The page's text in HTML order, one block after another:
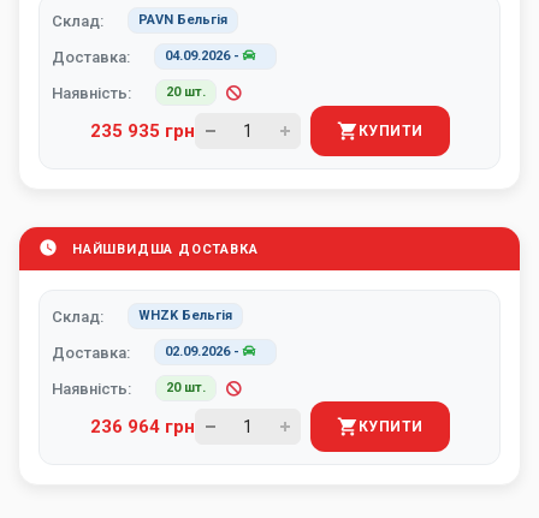
Склад: PAVN Бельгія
Доставка: 04.09.2026-
Наявність: 20 шт.
235 935 грн КУПИТИ
НАЙШВИДША ДОСТАВКА
Склад: WHZK Бельгія
Доставка: 02.09.2026-
Наявність: 20 шт.
236 964 грн КУПИТИ